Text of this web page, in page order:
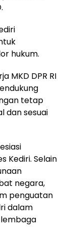
hukum.
MKD DPR RI
tetap
dan sesuai
Kediri. Selain
negara,
penguatan
dalam